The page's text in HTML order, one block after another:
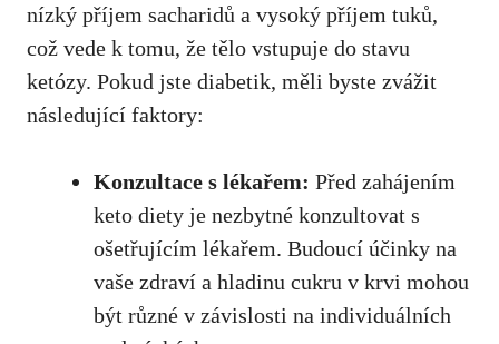
nízký příjem sacharidů a vysoký příjem tuků,
což vede ​k tomu, že tělo ⁢vstupuje do stavu
ketózy. Pokud jste diabetik, měli byste zvážit
následující‌ faktory:
Konzultace s lékařem: Před zahájením
keto diety je nezbytné konzultovat s
ošetřujícím lékařem. ‌Budoucí účinky na
vaše zdraví a hladinu cukru ‍v krvi mohou
být různé v závislosti na individuálních